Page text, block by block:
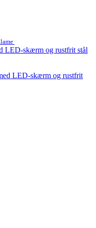
LED-skærm og rustfrit